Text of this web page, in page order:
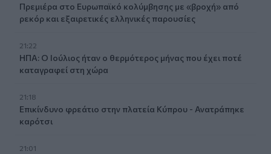
Πρεμιέρα στο Ευρωπαϊκό κολύμβησης με «βροχή» από
ρεκόρ και εξαιρετικές ελληνικές παρουσίες
21:22
ΗΠΑ: Ο Ιούλιος ήταν ο θερμότερος μήνας που έχει ποτέ
καταγραφεί στη χώρα
21:18
Επικίνδυνο φρεάτιο στην πλατεία Κύπρου - Ανατράπηκε
καρότσι
21:01